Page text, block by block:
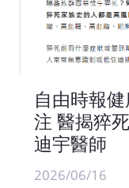
自由時報
注 醫揭猝
迪宇醫師
2026/06/16